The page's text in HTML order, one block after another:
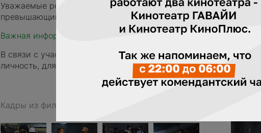
Уважаемые родители, сопровождающие своих детей на сеансы
превышающим возраст ребенка ознакомьтесь пожалуйста с
Важная информация для посетителей кинотеатра —
В связи с участившимися случаями фальсификации фото
личность, для подтверждения возраста зрителя принимаются
Кадры из фильма